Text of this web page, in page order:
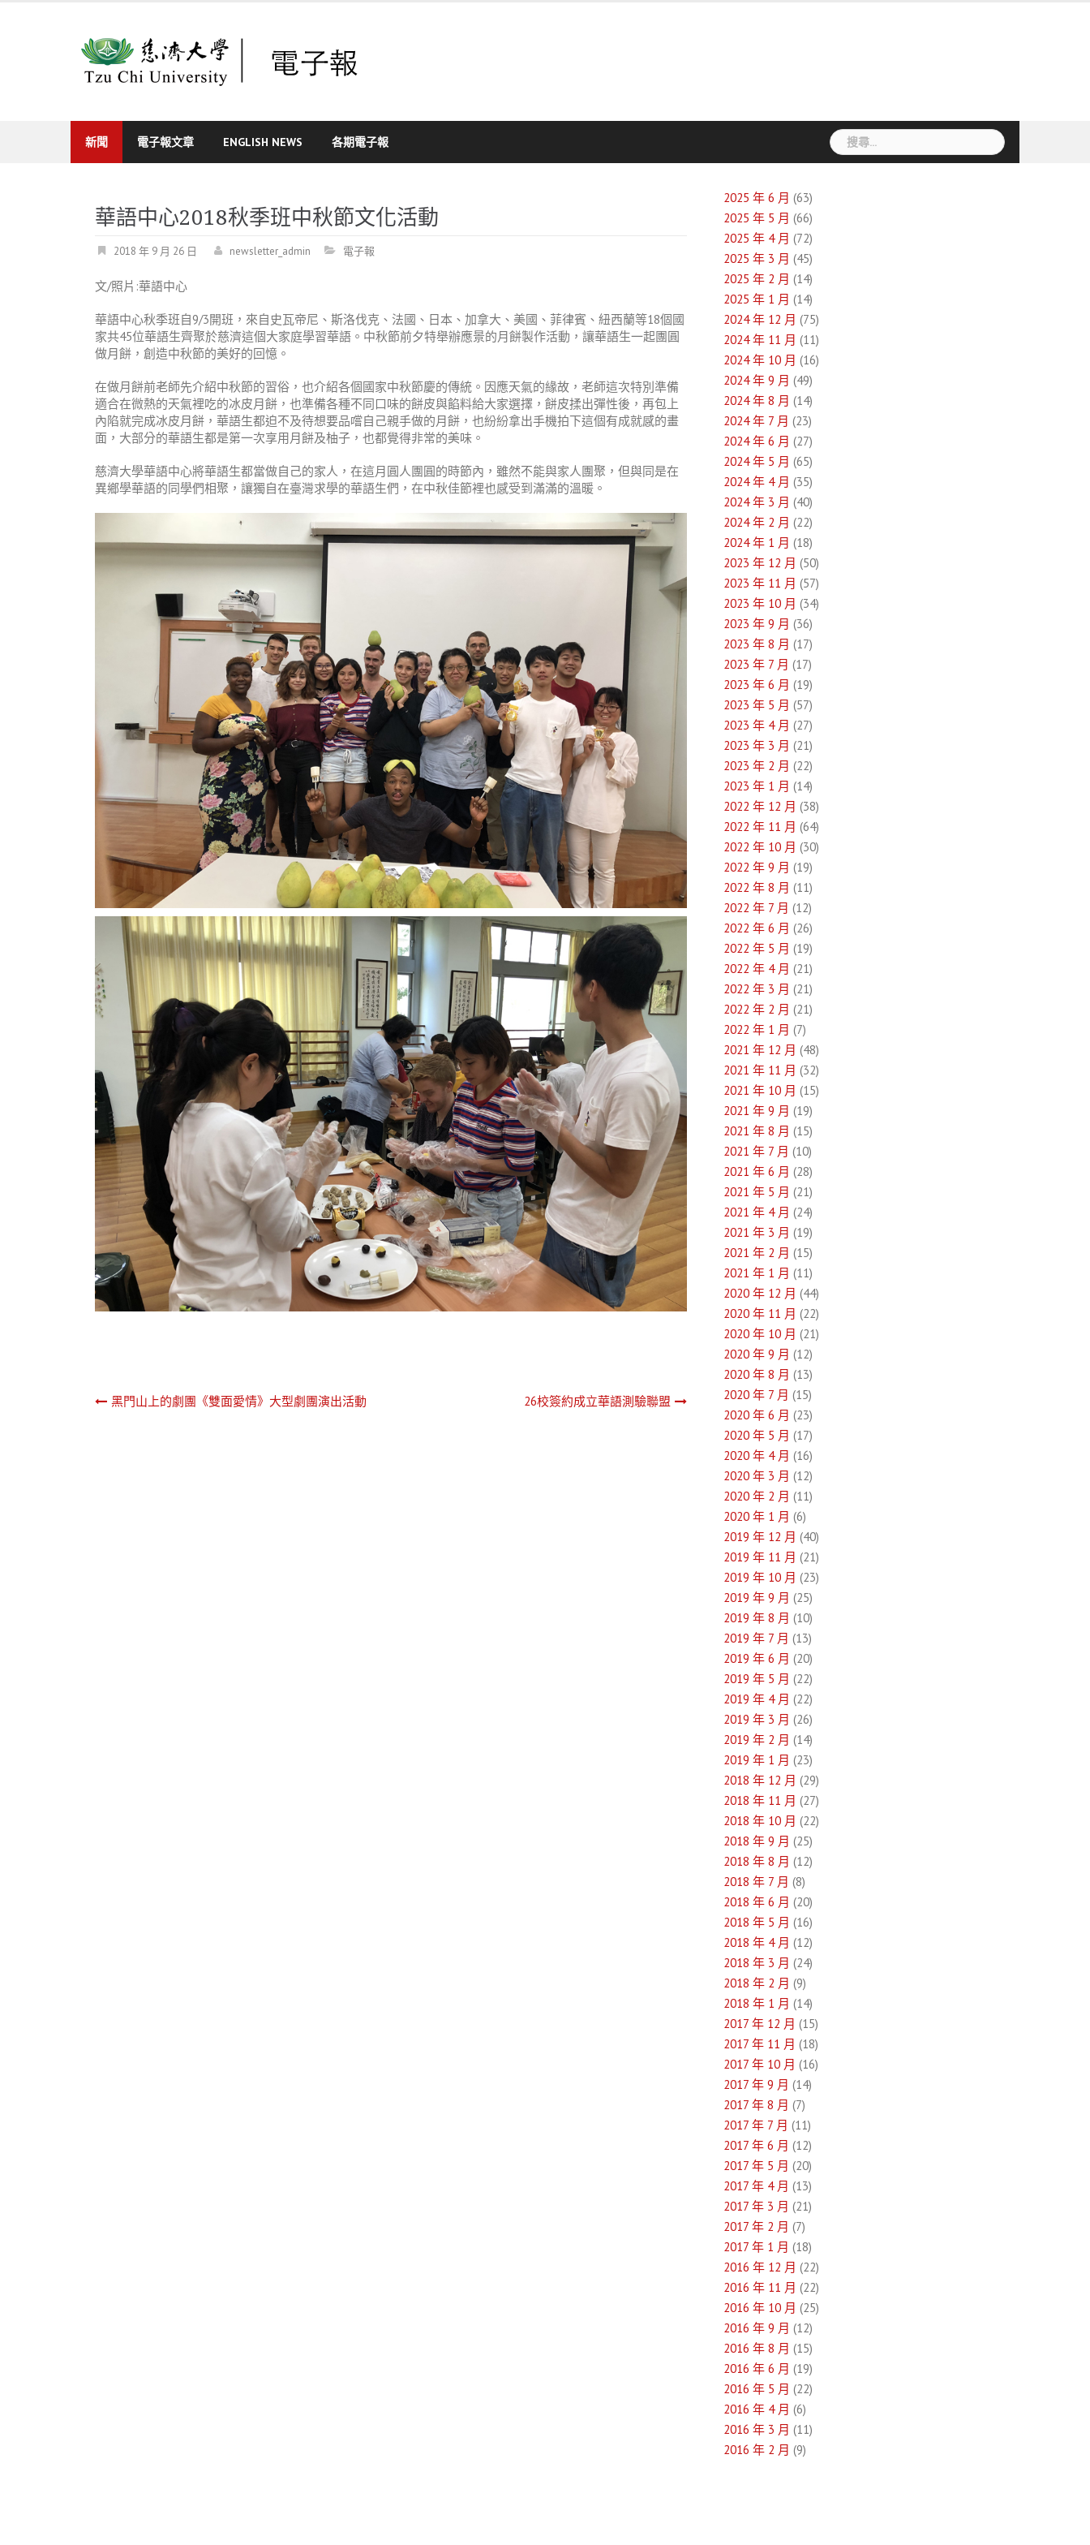
新聞 電子報文章 ENGLISH NEWS 各期電子報
搜
尋
華語中心2018秋季班中秋節文化活動
2018 年 9 月 26 日 newsletter_admin 電子報
文/照片:華語中心
華語中心秋季班自9/3開班，來自史瓦帝尼、斯洛伐克、法國、日本、加拿大、美國、菲律賓、紐西蘭等18個國
家共45位華語生齊聚於慈濟這個大家庭學習華語。中秋節前夕特舉辦應景的月餅製作活動，讓華語生一起團圓
做月餅，創造中秋節的美好的回憶。
在做月餅前老師先介紹中秋節的習俗，也介紹各個國家中秋節慶的傳統。因應天氣的緣故，老師這次特別準備
適合在微熱的天氣裡吃的冰皮月餅，也準備各種不同口味的餅皮與餡料給大家選擇，餅皮揉出彈性後，再包上
內陷就完成冰皮月餅，華語生都迫不及待想要品嚐自己親手做的月餅，也紛紛拿出手機拍下這個有成就感的畫
面，大部分的華語生都是第一次享用月餅及柚子，也都覺得非常的美味。
慈濟大學華語中心將華語生都當做自己的家人，在這月圓人團圓的時節內，雖然不能與家人團聚，但與同是在
異鄉學華語的同學們相聚，讓獨自在臺灣求學的華語生們，在中秋佳節裡也感受到滿滿的溫暖。
文黑門山上的劇團《雙面愛情》大型劇團演出活動 26校簽約成立華語測驗聯盟
2025 年 6 月 (63)
2025 年 5 月 (66)
2025 年 4 月 (72)
2025 年 3 月 (45)
2025 年 2 月 (14)
2025 年 1 月 (14)
2024 年 12 月 (75)
2024 年 11 月 (11)
2024 年 10 月 (16)
2024 年 9 月 (49)
2024 年 8 月 (14)
2024 年 7 月 (23)
2024 年 6 月 (27)
2024 年 5 月 (65)
2024 年 4 月 (35)
2024 年 3 月 (40)
2024 年 2 月 (22)
2024 年 1 月 (18)
2023 年 12 月 (50)
2023 年 11 月 (57)
2023 年 10 月 (34)
2023 年 9 月 (36)
2023 年 8 月 (17)
2023 年 7 月 (17)
2023 年 6 月 (19)
2023 年 5 月 (57)
2023 年 4 月 (27)
2023 年 3 月 (21)
2023 年 2 月 (22)
2023 年 1 月 (14)
2022 年 12 月 (38)
2022 年 11 月 (64)
2022 年 10 月 (30)
2022 年 9 月 (19)
2022 年 8 月 (11)
2022 年 7 月 (12)
2022 年 6 月 (26)
2022 年 5 月 (19)
2022 年 4 月 (21)
2022 年 3 月 (21)
2022 年 2 月 (21)
2022 年 1 月 (7)
2021 年 12 月 (48)
2021 年 11 月 (32)
2021 年 10 月 (15)
2021 年 9 月 (19)
2021 年 8 月 (15)
2021 年 7 月 (10)
2021 年 6 月 (28)
2021 年 5 月 (21)
2021 年 4 月 (24)
2021 年 3 月 (19)
2021 年 2 月 (15)
2021 年 1 月 (11)
2020 年 12 月 (44)
2020 年 11 月 (22)
2020 年 10 月 (21)
2020 年 9 月 (12)
2020 年 8 月 (13)
2020 年 7 月 (15)
2020 年 6 月 (23)
2020 年 5 月 (17)
2020 年 4 月 (16)
2020 年 3 月 (12)
2020 年 2 月 (11)
2020 年 1 月 (6)
2019 年 12 月 (40)
2019 年 11 月 (21)
2019 年 10 月 (23)
2019 年 9 月 (25)
2019 年 8 月 (10)
2019 年 7 月 (13)
2019 年 6 月 (20)
2019 年 5 月 (22)
2019 年 4 月 (22)
2019 年 3 月 (26)
2019 年 2 月 (14)
2019 年 1 月 (23)
2018 年 12 月 (29)
2018 年 11 月 (27)
2018 年 10 月 (22)
2018 年 9 月 (25)
2018 年 8 月 (12)
2018 年 7 月 (8)
2018 年 6 月 (20)
2018 年 5 月 (16)
2018 年 4 月 (12)
2018 年 3 月 (24)
2018 年 2 月 (9)
2018 年 1 月 (14)
2017 年 12 月 (15)
2017 年 11 月 (18)
2017 年 10 月 (16)
2017 年 9 月 (14)
2017 年 8 月 (7)
2017 年 7 月 (11)
2017 年 6 月 (12)
2017 年 5 月 (20)
2017 年 4 月 (13)
2017 年 3 月 (21)
2017 年 2 月 (7)
2017 年 1 月 (18)
2016 年 12 月 (22)
2016 年 11 月 (22)
2016 年 10 月 (25)
2016 年 9 月 (12)
2016 年 8 月 (15)
2016 年 6 月 (19)
2016 年 5 月 (22)
2016 年 4 月 (6)
2016 年 3 月 (11)
2016 年 2 月 (9)